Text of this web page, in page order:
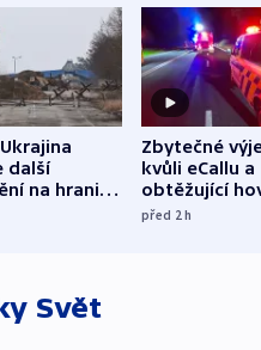
Ukrajina
další
na hranici
Zbytečné
kvůli eCallu a
obtěžující
zdržují
před 2h
Svět